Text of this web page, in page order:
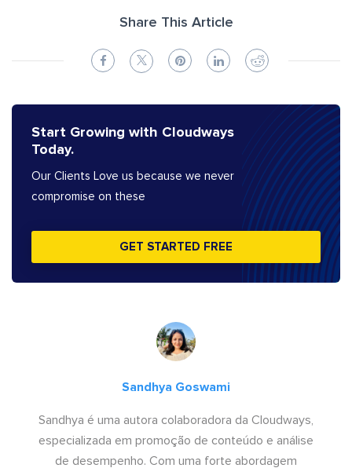
Share This Article
Start Growing with Cloudways
Today.
Our Clients Love us because we never
compromise on these
GET STARTED FREE
Sandhya Goswami
Sandhya é uma autora colaboradora da Cloudways,
especializada em promoção de conteúdo e análise
de desempenho. Com uma forte abordagem